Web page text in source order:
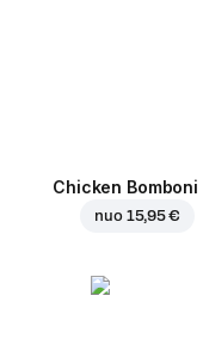
Chicken Bomboni
nuo 15,95 €